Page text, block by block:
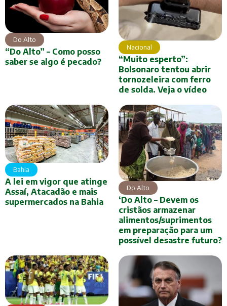
Do Alto
“Do Alto” – Como posso
saber se algo é pecado?
Nacional
“Muito esperto”:
Bolsonaro tentou abrir
tornozeleira com ferro
de solda. Veja o vídeo
Bahia
A lei em vigor que atinge
Assaí, Atacadão e mais
supermercados na Bahia
Do Alto
‘Do Alto – Devem os
cristãos armazenar
alimentos/suprimentos
em preparação para um
possível desastre futuro?